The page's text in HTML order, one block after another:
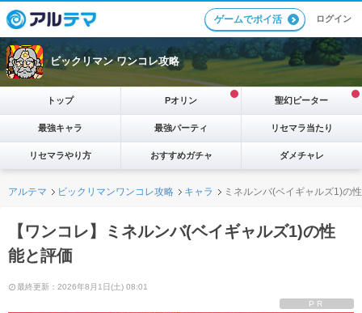
ゲームでポイ活 ログイン
ビックリマン ワンコレ攻略
トップ Pオリン 聖幻ピーター
最強キャラ 最強パーティ リセマラ当たり
リセマラやり方 おすすめガチャ ダメチャレ
アルテマ ビックリマンワンコレ攻略 キャラ ミネルンバ(ベイギャルズ1)の
【ワンコレ】ミネルンバ(ベイギャルズ1)の性
能と評価
最終更新：2026年8月1日(土) 08:01
PR